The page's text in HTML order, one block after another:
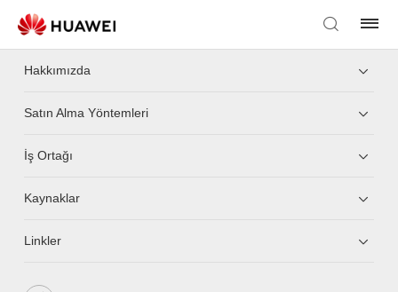
Hakkımızda
Satın Alma Yöntemleri
İş Ortağı
Kaynaklar
Linkler